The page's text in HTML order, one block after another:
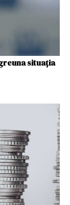
situaţia